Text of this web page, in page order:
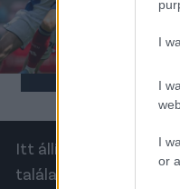
I
I
I
or
Itt állíthatod be, hogy
találatokban